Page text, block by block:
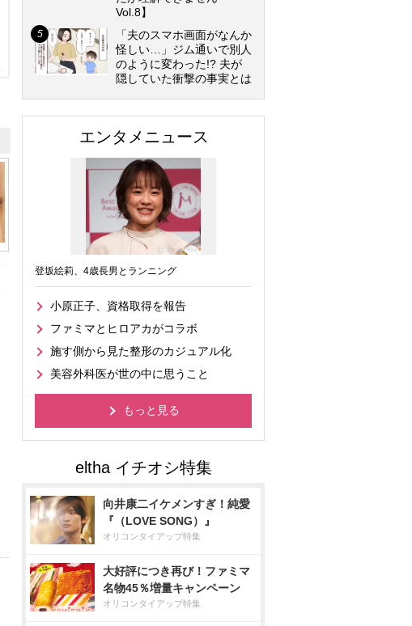
Vol.8】
「夫のスマホ画面がなんか
怪しい…」ジム通いで別人
のように変わった!? 夫が
隠していた衝撃の事実とは
エンタメニュース
登坂絵莉、4歳長男とランニング
小原正子、資格取得を報告
ファミマとヒロアカがコラボ
施す側から見た整形のカジュアル化
美容外科医が世の中に思うこと
もっと見る
向井康二イケメンすぎ！純愛
『（LOVE SONG）』
オリコンタイアップ特集
大好評につき再び！ファミマ
名物45％増量キャンペーン
オリコンタイアップ特集